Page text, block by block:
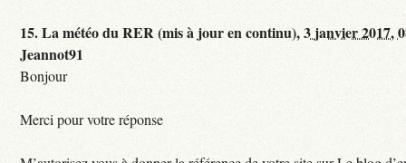
15.La météo du RER (mis à jour en continu),3 janvier 2017,
Jeannot91
Bonjour
Merci pour votre réponse